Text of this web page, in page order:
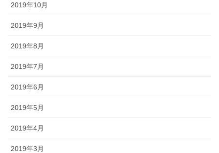
2019年10月
2019年9月
2019年8月
2019年7月
2019年6月
2019年5月
2019年4月
2019年3月